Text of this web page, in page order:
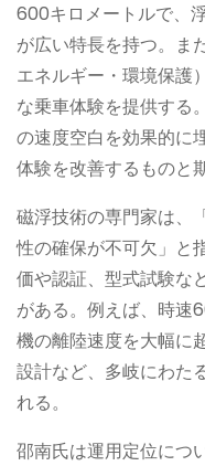
600キロメートルで、
が広い特長を持つ。ま
エネルギー・環境保護
な乗車体験を提供する
の速度空白を効果的に
体験を改善するものと
磁浮技術の専門家は、
性の確保が不可欠」と
価や認証、型式試験な
がある。例えば、時速
機の離陸速度を大幅に
設計など、多岐にわた
れる。
邵南氏は運用定位につ